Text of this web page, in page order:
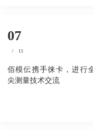
07
/ 11
佰模伝携手徕卡，进行
尖测量技术交流